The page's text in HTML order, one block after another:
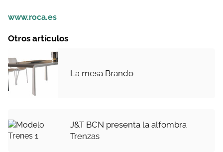
www.roca.es
Otros artículos
La mesa Brando
J&T BCN presenta la alfombra
Trenzas